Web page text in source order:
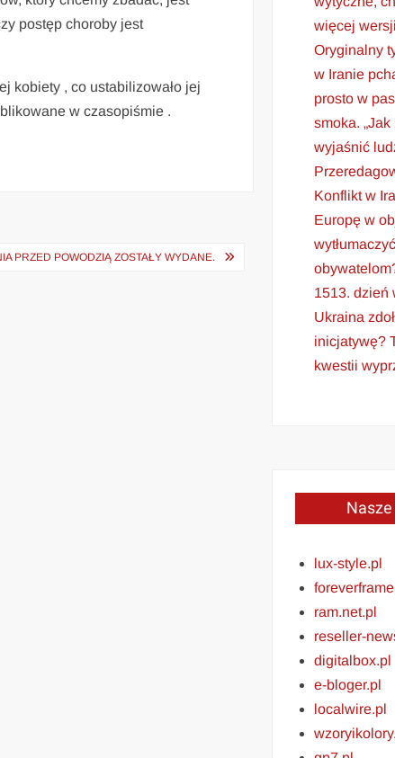
postęp choroby jest
kobiety , co ustabilizowało jej
w czasopiśmie .
PRZED POWODZIĄ ZOSTAŁY WYDANE.
więcej
Oryginalny
w Iranie
prosto w
smoka.
wyjaśnić
Konflikt w
Europę w
1513. dzień
Ukraina
inicjatywę?
kwestii
lux-style.pl
ram.net.pl
reseller-
digitalbox.pl
e-bloger.pl
localwire.pl